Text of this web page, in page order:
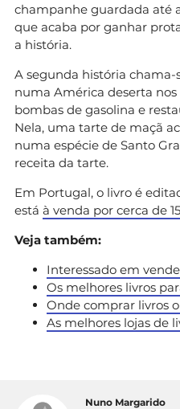
champanhe guardada até
que acaba por ganhar
a história.
A segunda história chama-
numa América deserta
bombas de gasolina e
Nela, uma tarte de maçã
numa espécie de Santo
receita da tarte.
Em Portugal, o livro é
está à venda por cerca de
Veja também:
Interessado em
Os melhores livros
Onde comprar livros
As melhores lojas de
Nuno Margarido